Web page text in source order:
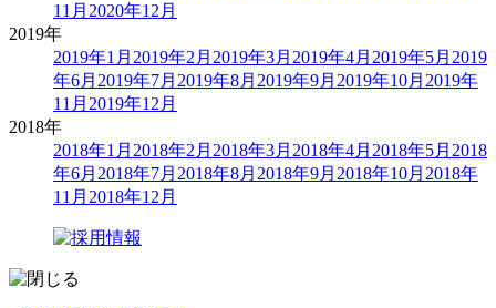
11月 2020年12月
2019年
2019年1月 2019年2月 2019年3月 2019年4月 2019年5月 2019
年6月 2019年7月 2019年8月 2019年9月 2019年10月 2019年
11月 2019年12月
2018年
2018年1月 2018年2月 2018年3月 2018年4月 2018年5月 2018
年6月 2018年7月 2018年8月 2018年9月 2018年10月 2018年
11月 2018年12月